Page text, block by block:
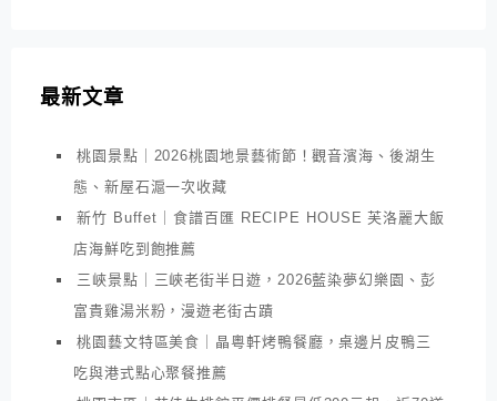
最新文章
桃園景點｜2026桃園地景藝術節！觀音濱海、後湖生
態、新屋石滬一次收藏
新竹 Buffet｜食譜百匯 RECIPE HOUSE 芙洛麗大飯
店海鮮吃到飽推薦
三峽景點｜三峽老街半日遊，2026藍染夢幻樂園、彭
富貴雞湯米粉，漫遊老街古蹟
桃園藝文特區美食｜晶粵軒烤鴨餐廳，桌邊片皮鴨三
吃與港式點心聚餐推薦